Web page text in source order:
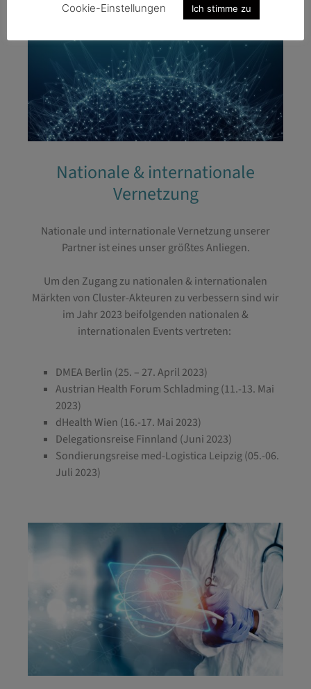
Nationale & internationale
Vernetzung
Nationale und internationale Vernetzung unserer
Partner ist eines unser größtes Anliegen.
Um den Zugang zu nationalen & internationalen
Märkten von Cluster-Akteuren zu verbessern sind wir
im Jahr 2023 beifolgenden nationalen &
internationalen Events vertreten:
DMEA Berlin (25. – 27. April 2023)
Austrian Health Forum Schladming (11.-13. Mai
2023)
dHealth Wien (16.-17. Mai 2023)
Delegationsreise Finnland (Juni 2023)
Sondierungsreise med-Logistica Leipzig (05.-06.
Juli 2023)
Cookie-Einstellungen
Ich stimme zu